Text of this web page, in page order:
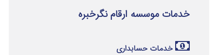
خدمات موسسه ارقام نگرخبره
خدمات حسابداری